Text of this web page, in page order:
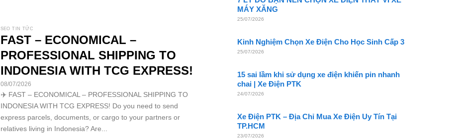
SEO TIN TỨC
FAST – ECONOMICAL –
PROFESSIONAL SHIPPING TO
INDONESIA WITH TCG EXPRESS!
08/07/2026
✈️ FAST – ECONOMICAL – PROFESSIONAL SHIPPING TO
INDONESIA WITH TCG EXPRESS! Do you need to send
express parcels, documents, or cargo to your partners or
relatives living in Indonesia? Are...
MÁY XĂNG
25/07/2026
Kinh Nghiệm Chọn Xe Điện Cho Học Sinh Cấp 3
25/07/2026
15 sai lầm khi sử dụng xe điện khiến pin nhanh
chai | Xe Điện PTK
24/07/2026
Xe Điện PTK – Địa Chỉ Mua Xe Điện Uy Tín Tại
TP.HCM
23/07/2026